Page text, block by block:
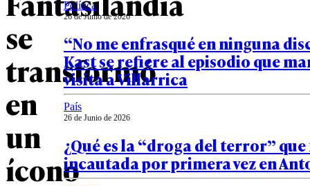
se
transformó
en
un
ícono
Política
26 de Junio de 2026
“No me enfrasqué en ninguna
Kast se refiere al episodio que
visita a Villarrica
País
26 de Junio de 2026
¿Qué es la “droga del terror”
incautada por primera vez en